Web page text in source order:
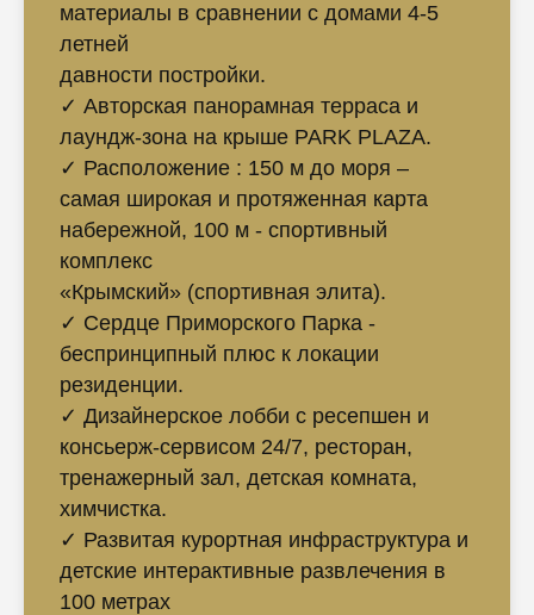
материалы в сравнении с домами 4-5
летней
давности постройки.
✓ Авторская панорамная терраса и
лаундж-зона на крыше PARK PLAZA.
✓ Расположение : 150 м до моря –
самая широкая и протяженная карта
набережной, 100 м - спортивный
комплекс
«Крымский» (спортивная элита).
✓ Сердце Приморского Парка -
беспринципный плюс к локации
резиденции.
✓ Дизайнерское лобби с ресепшен и
консьерж-сервисом 24/7, ресторан,
тренажерный зал, детская комната,
химчистка.
✓ Развитая курортная инфраструктура и
детские интерактивные развлечения в
100 метрах